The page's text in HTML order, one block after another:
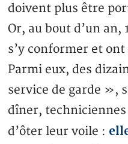
doivent plus être
Or, au bout d’un an,
s’y conformer et
Parmi eux, des
service de garde »,
dîner,
d’ôter leur voile :